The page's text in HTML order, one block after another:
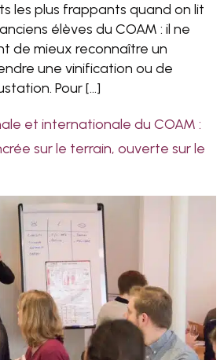
les plus frappants quand on lit
élèves du COAM : il ne
de mieux reconnaître un
une vinification ou de
Pour […]
et internationale du COAM :
sur le terrain, ouverte sur le